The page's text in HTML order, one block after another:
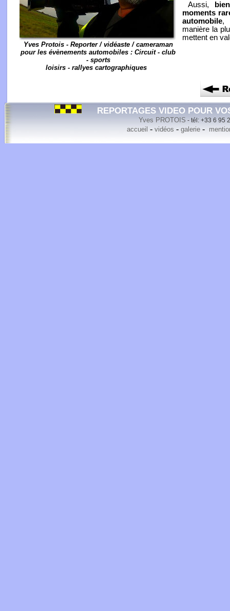
Yves Protois - Reporter / vidéaste / cameraman
pour les évènements automobiles : Circuit - club
- sports
loisirs - rallyes cartographiques
Aussi,
moments
automobile,
manière la
mettent en
REPORTAGES VIDEO POUR
Yves PROTOIS - tél: +33 6 95
accueil - vidéos - galerie-